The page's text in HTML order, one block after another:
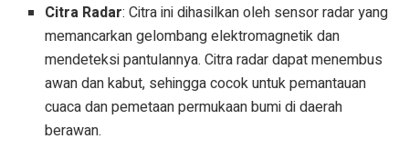
Citra Radar: Citra ini dihasilkan oleh sensor radar yang
memancarkan gelombang elektromagnetik dan
mendeteksi pantulannya. Citra radar dapat menembus
awan dan kabut, sehingga cocok untuk pemantauan
cuaca dan pemetaan permukaan bumi di daerah
berawan.